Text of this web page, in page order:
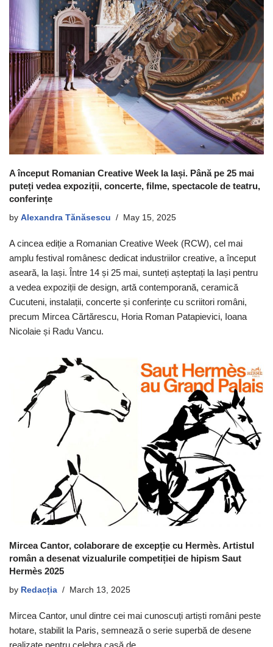
A început Romanian Creative Week la Iași. Până pe 25 mai
puteți vedea expoziții, concerte, filme, spectacole de teatru,
conferințe
by Alexandra Tănăsescu May 15, 2025
A cincea ediție a Romanian Creative Week (RCW), cel mai
amplu festival românesc dedicat industriilor creative, a început
aseară, la Iași. Între 14 și 25 mai, sunteți așteptați la Iași pentru
a vedea expoziții de design, artă contemporană, ceramică
Cucuteni, instalații, concerte și conferințe cu scriitori români,
precum Mircea Cărtărescu, Horia Roman Patapievici, Ioana
Nicolaie și Radu Vancu.
Mircea Cantor, colaborare de excepție cu Hermès. Artistul
român a desenat vizualurile competiției de hipism Saut
Hermès 2025
by Redacția March 13, 2025
Mircea Cantor, unul dintre cei mai cunoscuți artiști români peste
hotare, stabilit la Paris, semnează o serie superbă de desene